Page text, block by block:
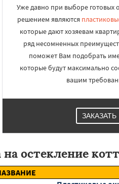
Уже давно при выборе готовых
решением являются
которые дают хозяевам
ряд несомненных
поможет Вам подобрать
которые будут максимально
вашим
ЗАКАЗАТЬ
на остекление